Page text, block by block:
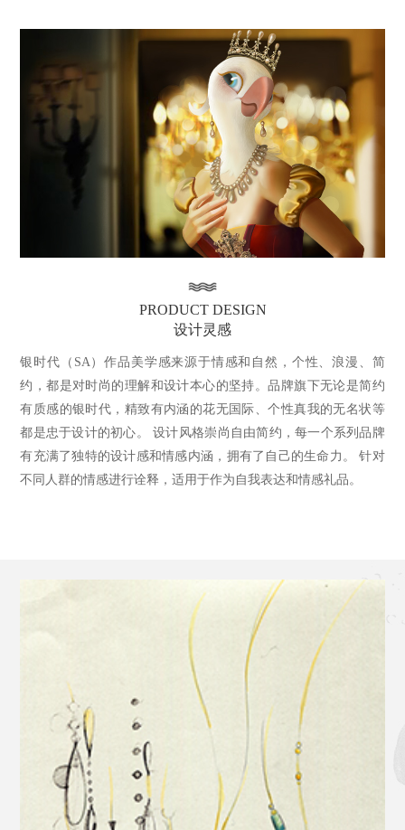
PRODUCT DESIGN
设计灵感
银时代（ SA）作品美学感来源于情感和自然，个性、浪漫、简
约，都是对时尚的理解和设计本心的坚持。品牌旗下无论是简约
有质感的银时代，精致有内涵的花无国际、个性真我的无名状等
都是忠于设计的初心。
设计风格崇尚自由简约，每一个系列品牌
有充满了独特的设计感和情感内涵，拥有了自己的生命力。
针对
不同人群的情感进行诠释，适用于作为自我表达和情感礼品。